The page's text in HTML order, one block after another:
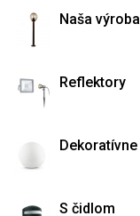
Naša výroba
Reflektory
Dekoratívne
S čidlom